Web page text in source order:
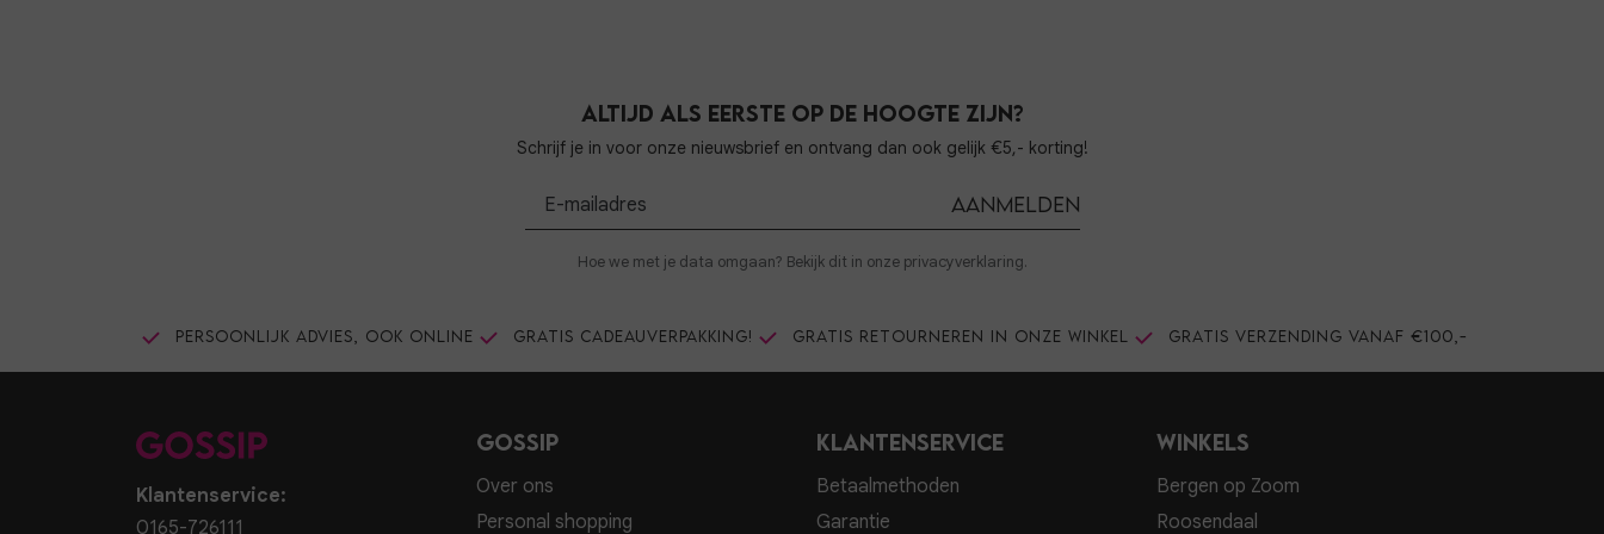
Altijd als eerste op de hoogte zijn?
Schrijf je in voor onze nieuwsbrief en ontvang dan ook gelijk €5,- korting!
Aanmelden
Hoe we met je data omgaan? Bekijk dit in onze privacyverklaring.
Persoonlijk advies, ook online Gratis cadeauverpakking! Gratis retourneren in onze winkel Gratis verzending vanaf €100,-
Klantenservice:
0165-726111
Gossip
Over ons
Personal shopping
Klantenservice
Betaalmethoden
Garantie
Winkels
Bergen op Zoom
Roosendaal